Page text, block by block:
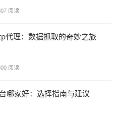
阅读
代理：数据抓取的奇妙之旅
阅读
哪家好：选择指南与建议